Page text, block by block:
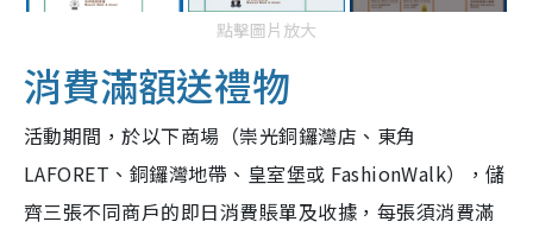
點擊圖片放大
消費滿額送禮物
活動期間，於以下商場（崇光銅鑼灣店、東角
LAFORET、銅鑼灣地帶、皇室堡或 FashionWalk），儲
齊三張不同商戶的即日消費賬單及收據，每張須消費滿